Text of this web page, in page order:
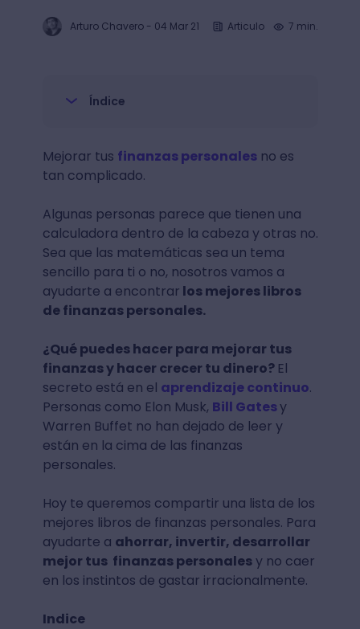
Arturo Chavero- 04 Mar 21 Articulo 7 min.
Índice
Mejorar tus finanzas personalesno es
tan complicado.
Algunas personas parece que tienen una
calculadora dentro de la cabeza y otras no.
Sea que las matemáticas sea un tema
sencillo para ti o no, nosotros vamos a
ayudarte a encontrar los mejores libros
de finanzas personales.
¿Qué puedes hacer para mejorar tus
finanzas y hacer crecer tu dinero? El
secreto está en el aprendizaje continuo.
Personas como Elon Musk, Bill Gatesy
Warren Buffet no han dejado de leer y
están en la cima de las finanzas
personales.
Hoy te queremos compartir una lista de los
mejores libros de finanzas personales. Para
ayudarte a ahorrar, invertir, desarrollar
mejor tus finanzas personalesy no caer
en los instintos de gastar irracionalmente.
Indice